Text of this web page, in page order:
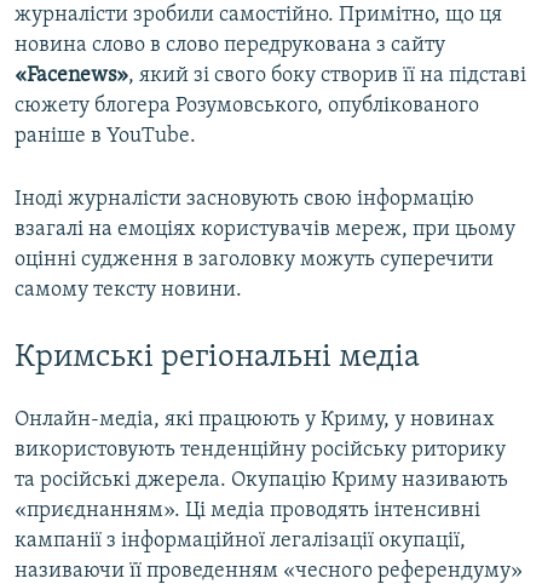
журналісти зробили самостійно. Примітно, що ця
новина слово в слово передрукована з сайту
«Facenews», який зі свого боку створив її на підставі
сюжету блогера Розумовського, опублікованого
раніше в YouTube.
Іноді журналісти засновують свою інформацію
взагалі на емоціях користувачів мереж, при цьому
оцінні судження в заголовку можуть суперечити
самому тексту новини.
Кримські регіональні медіа
Онлайн-медіа, які працюють у Криму, у новинах
використовують тенденційну російську риторику
та російські джерела. Окупацію Криму називають
«приєднанням». Ці медіа проводять інтенсивні
кампанії з інформаційної легалізації окупації,
називаючи її проведенням «чесного референдуму»